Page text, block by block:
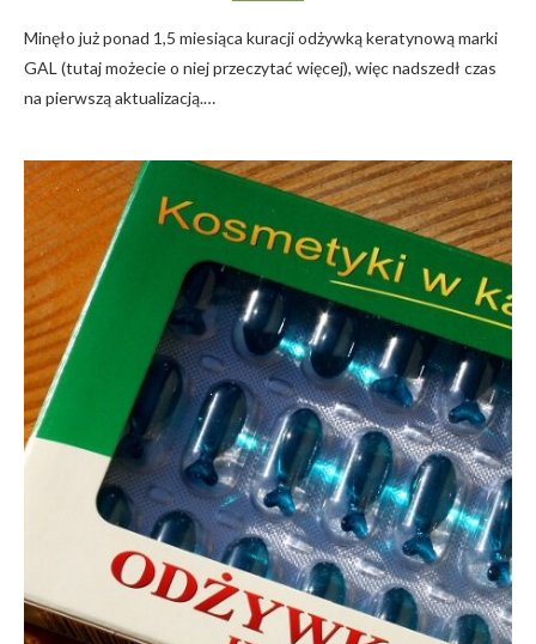
Minęło już ponad 1,5 miesiąca kuracji odżywką keratynową marki
GAL (tutaj możecie o niej przeczytać więcej), więc nadszedł czas
na pierwszą aktualizacją.…